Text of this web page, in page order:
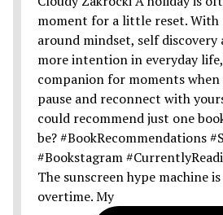
The sunscreen hype machine
overtime. My